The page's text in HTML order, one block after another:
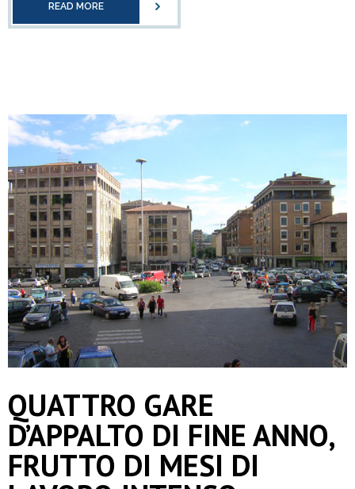
READ MORE
QUATTRO GARE
D’APPALTO DI FINE ANNO,
FRUTTO DI MESI DI